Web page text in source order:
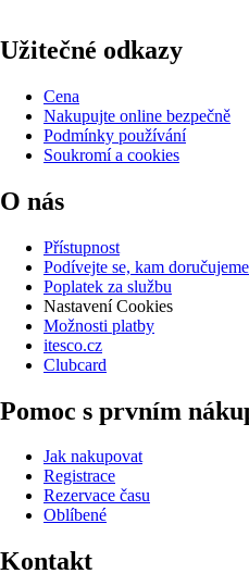
Užitečné odkazy
Cena
Nakupujte online bezpečně
Podmínky používání
Soukromí a cookies
O nás
Přístupnost
Podívejte se, kam doručujeme
Poplatek za službu
Nastavení Cookies
Možnosti platby
itesco.cz
Clubcard
Pomoc s prvním
Jak nakupovat
Registrace
Rezervace času
Oblíbené
Kontakt